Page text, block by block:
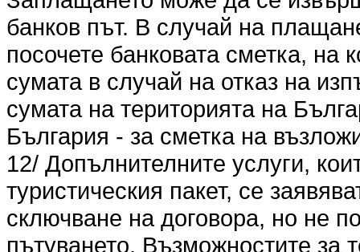
банков път. В случай на
посочете банковата сметка, на
сумата в случай на отказ на
сумата на територията на
България - за сметка на
12/ Допълнителните услуги,
туристическия пакет, се
сключване на договора, но не
пътуването. Възможностите за